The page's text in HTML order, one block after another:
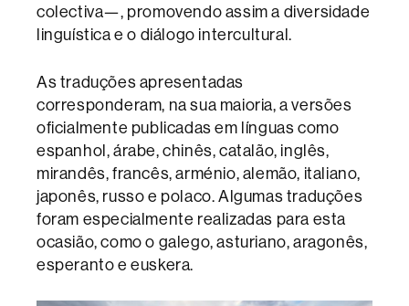
colectiva—, promovendo assim a diversidade
linguística e o diálogo intercultural.
As traduções apresentadas
corresponderam, na sua maioria, a versões
oficialmente publicadas em línguas como
espanhol, árabe, chinês, catalão, inglês,
mirandês, francês, arménio, alemão, italiano,
japonês, russo e polaco. Algumas traduções
foram especialmente realizadas para esta
ocasião, como o galego, asturiano, aragonês,
esperanto e euskera.